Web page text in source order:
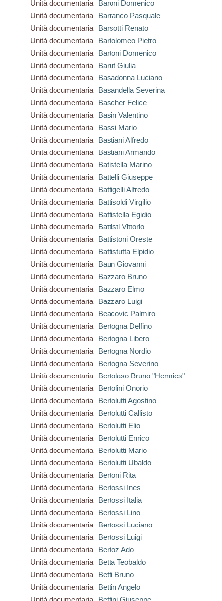
Unità documentaria
Baroni Domenico
Unità documentaria
Barranco Pasquale
Unità documentaria
Barsotti Renato
Unità documentaria
Bartolomeo Pietro
Unità documentaria
Bartoni Domenico
Unità documentaria
Barut Giulia
Unità documentaria
Basadonna Luciano
Unità documentaria
Basandella Severina
Unità documentaria
Bascher Felice
Unità documentaria
Basin Valentino
Unità documentaria
Bassi Mario
Unità documentaria
Bastiani Alfredo
Unità documentaria
Bastiani Armando
Unità documentaria
Batistella Marino
Unità documentaria
Battelli Giuseppe
Unità documentaria
Battigelli Alfredo
Unità documentaria
Battisoldi Virgilio
Unità documentaria
Battistella Egidio
Unità documentaria
Battisti Vittorio
Unità documentaria
Battistoni Oreste
Unità documentaria
Battistutta Elpidio
Unità documentaria
Baun Giovanni
Unità documentaria
Bazzaro Bruno
Unità documentaria
Bazzaro Elmo
Unità documentaria
Bazzaro Luigi
Unità documentaria
Beacovic Palmiro
Unità documentaria
Bertogna Delfino
Unità documentaria
Bertogna Libero
Unità documentaria
Bertogna Nordio
Unità documentaria
Bertogna Severino
Unità documentaria
Bertolaso Bruno "Hermies"
Unità documentaria
Bertolini Onorio
Unità documentaria
Bertolutti Agostino
Unità documentaria
Bertolutti Callisto
Unità documentaria
Bertolutti Elio
Unità documentaria
Bertolutti Enrico
Unità documentaria
Bertolutti Mario
Unità documentaria
Bertolutti Ubaldo
Unità documentaria
Bertoni Rita
Unità documentaria
Bertossi Ines
Unità documentaria
Bertossi Italia
Unità documentaria
Bertossi Lino
Unità documentaria
Bertossi Luciano
Unità documentaria
Bertossi Luigi
Unità documentaria
Bertoz Ado
Unità documentaria
Betta Teobaldo
Unità documentaria
Betti Bruno
Unità documentaria
Bettin Angelo